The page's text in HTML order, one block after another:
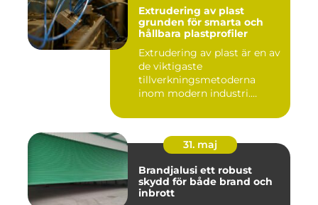
Extrudering av plast
grunden för smarta och
hållbara plastprofiler
Extrudering av plast är en av
de viktigaste
tillverkningsmetoderna
inom modern industri.
31. maj
Brandjalusi ett robust
skydd för både brand och
inbrott